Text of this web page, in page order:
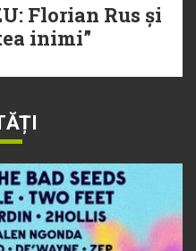
Florian Rus și
inimi”